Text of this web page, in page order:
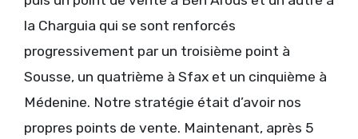
la Charguia qui se sont renforcés
progressivement par un troisième point à
Sousse, un quatrième à Sfax et un cinquième à
Médenine. Notre stratégie était d’avoir nos
propres points de vente. Maintenant, après 5